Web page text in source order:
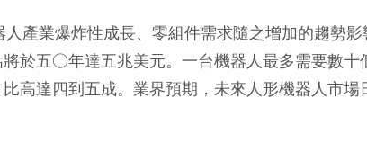
產業爆炸性成長、零組件需求隨之增加的趨勢影
於五○年達五兆美元。一台機器人最多需要數十
高達四到五成。業界預期，未來人形機器人市場